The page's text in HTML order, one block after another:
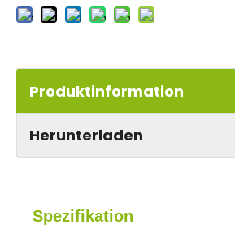
Produktinformation
Herunterladen
Spezifikation